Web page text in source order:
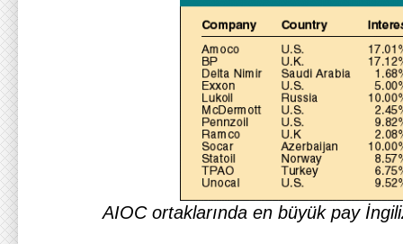
AIOC ortaklarında en büyük pay